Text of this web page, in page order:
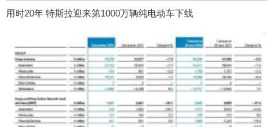
用时20年 特斯拉迎来第1000万辆纯电动车下线